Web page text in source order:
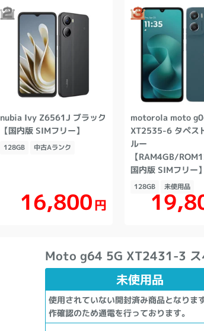
nubia Ivy Z6561J ブラック
【国内版 SIMフリー】
128GB 中古Aランク
16,800円
motorola moto
XT2535-6 タペス
ルー
【RAM4GB/
国内版 SIMフリー】
128GB 未使用品
Moto g64 5G XT2431-3 ス
未使用品
使用されていない開封済み商品となりま
作確認のため通電を行っております。